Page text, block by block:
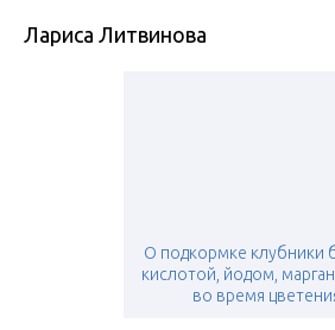
Лариса Литвинова
О подкормке клубники
кислотой, йодом,
во время